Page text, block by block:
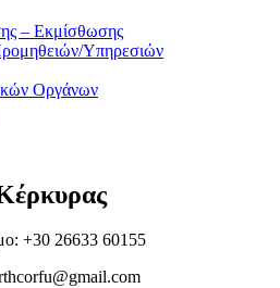
– Εκμίσθωσης
Υπηρεσιών
Οργάνων
+30 26633 60155